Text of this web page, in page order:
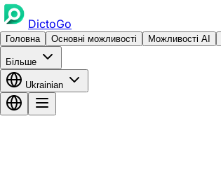
DictoGo
Головна Основні можливості Можливості AI
Більше
Ukrainian